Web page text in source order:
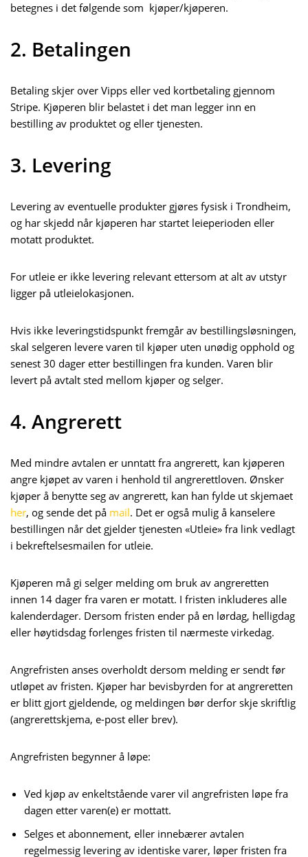
betegnes i det følgende som kjøper/kjøperen.
2. Betalingen
Betaling skjer over Vipps eller ved kortbetaling gjennom
Stripe. Kjøperen blir belastet i det man legger inn en
bestilling av produktet og eller tjenesten.
3. Levering
Levering av eventuelle produkter gjøres fysisk i Trondheim,
og har skjedd når kjøperen har startet leieperioden eller
motatt produktet.
For utleie er ikke levering relevant ettersom at alt av utstyr
ligger på utleielokasjonen.
Hvis ikke leveringstidspunkt fremgår av bestillingsløsningen,
skal selgeren levere varen til kjøper uten unødig opphold og
senest 30 dager etter bestillingen fra kunden. Varen blir
levert på avtalt sted mellom kjøper og selger.
4. Angrerett
Med mindre avtalen er unntatt fra angrerett, kan kjøperen
angre kjøpet av varen i henhold til angrerettloven. Ønsker
kjøper å benytte seg av angrerett, kan han fylde ut skjemaet
her, og sende det på mail. Det er også mulig å kanselere
bestillingen når det gjelder tjenesten «Utleie» fra link vedlagt
i bekreftelsesmailen for utleie.
Kjøperen må gi selger melding om bruk av angreretten
innen 14 dager fra varen er motatt. I fristen inkluderes alle
kalenderdager. Dersom fristen ender på en lørdag, helligdag
eller høytidsdag forlenges fristen til nærmeste virkedag.
Angrefristen anses overholdt dersom melding er sendt før
utløpet av fristen. Kjøper har bevisbyrden for at angreretten
er blitt gjort gjeldende, og meldingen bør derfor skje skriftlig
(angrerettskjema, e-post eller brev).
Angrefristen begynner å løpe:
Ved kjøp av enkeltstående varer vil angrefristen løpe fra
dagen etter varen(e) er mottatt.
Selges et abonnement, eller innebærer avtalen
regelmessig levering av identiske varer, løper fristen fra